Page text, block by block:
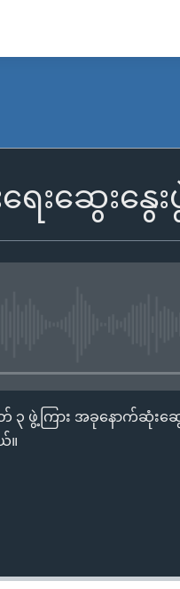
ရေးဆွေးနွ
ဖွဲ့ကြား အခုနောက်ဆုံးဆွေ
။